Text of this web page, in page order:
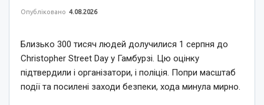
Опубліковано 4.08.2026
Близько 300 тисяч людей долучилися 1 серпня до
Christopher Street Day у Гамбурзі. Цю оцінку
підтвердили і організатори, і поліція. Попри масштаб
події та посилені заходи безпеки, хода минула мирно.